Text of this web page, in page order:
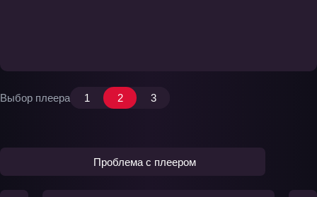
Выбор плеера 1 2 3
Проблема с плеером